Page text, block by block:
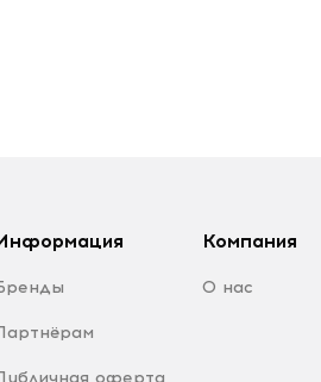
оферта
Компания
О нас